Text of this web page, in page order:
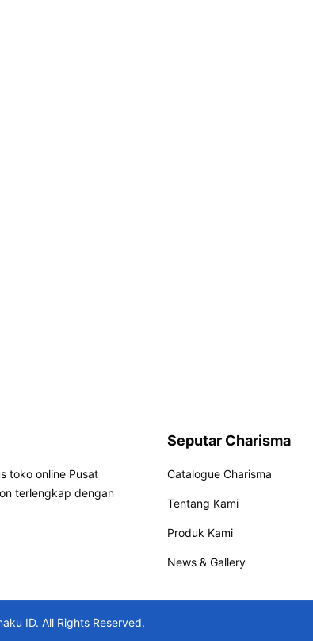
toko online Pusat
terlengkap dengan
Seputar Charisma
Catalogue Charisma
Tentang Kami
Produk Kami
News & Gallery
ID. All Rights Reserved.